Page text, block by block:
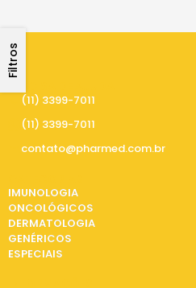
Filtros
(11) 3399-7011
(11) 3399-7011
contato@pharmed.com.br
IMUNOLOGIA
ONCOLÓGICOS
DERMATOLOGIA
GENÉRICOS
ESPECIAIS